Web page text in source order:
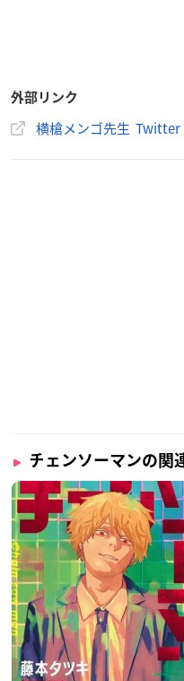
外部リンク
横槍メンゴ先生 Twitter
チェンソーマンの関